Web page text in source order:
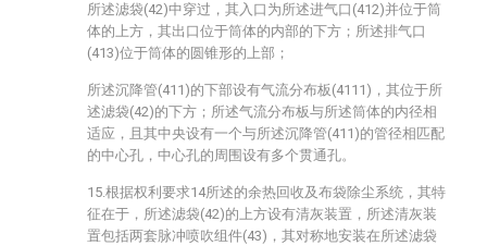
所述滤袋(42)中穿过，其入口为所述进气口(412)并位于筒
体的上方，其出口位于筒体的内部的下方；所述排气口
(413)位于筒体的圆锥形的上部；
所述沉降管(411)的下部设有气流分布板(4111)，其位于所
述滤袋(42)的下方；所述气流分布板与所述筒体的内径相
适应，且其中央设有一个与所述沉降管(411)的管径相匹配
的中心孔，中心孔的周围设有多个贯通孔。
15.根据权利要求14所述的余热回收及布袋除尘系统，其特
征在于，所述滤袋(42)的上方设有清灰装置，所述清灰装
置包括两套脉冲喷吹组件(43)，其对称地安装在所述滤袋